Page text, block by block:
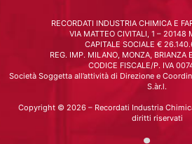
RECORDATI INDUSTRIA CHIMICA E
VIA MATTEO CIVITALI, 1 – 20148
CAPITALE SOCIALE €
REG. IMP. MILANO, MONZA, BRIANZA
CODICE FISCALE/P. IVA
Società Soggetta all’attività di Direzione e
S.àr.l.
Copyright © 2026 – Recordati Industria
diritti riservati